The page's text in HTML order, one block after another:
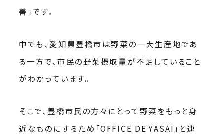
善」です。
中でも、愛知県豊橋市は野菜の一大生産地であ
る一方で、市民の野菜摂取量が不足していること
がわかっています。
そこで、豊橋市民の方々にとって野菜をもっと身
近なものにするため「OFFICE DE YASAI」と連